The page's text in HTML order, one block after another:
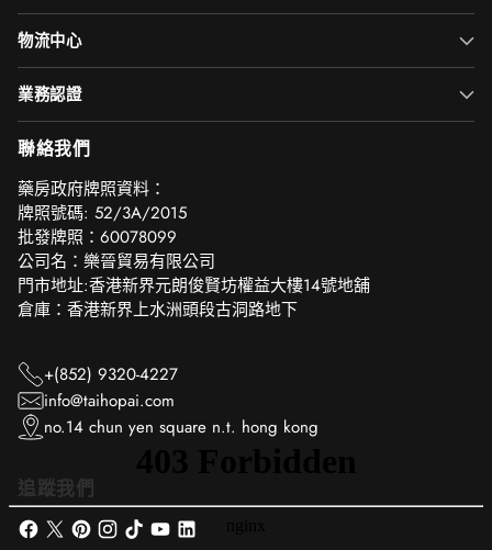
物流中心
業務認證
聯絡我們
‎藥房政府牌照資料：
牌照號碼: 52/3A/2015
批發牌照：60078099
公司名：樂晉貿易有限公司
門市地址:香港新界元朗俊賢坊權益大樓14號地舖
倉庫：香港新界上水洲頭段古洞路地下
+(852) 9320-4227
info@taihopai.com
no.14 chun yen square n.t. hong kong
追蹤我們